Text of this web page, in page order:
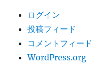
ログイン
投稿フィード
コメントフィード
WordPress.org